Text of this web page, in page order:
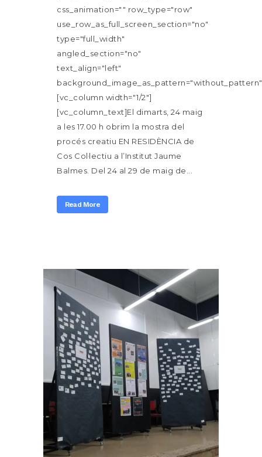
css_animation="" row_type="row"
use_row_as_full_screen_section="no"
type="full_width"
angled_section="no"
text_align="left"
[vc_column width="1/2"]
[vc_column_text]El dimarts, 24 maig
a les 17.00 h obrim la mostra del
procés creatiu EN RESIDÈNCIA de
Cos Col·lectiu a l’Institut Jaume
Balmes. Del 24 al 29 de maig de...
Read More